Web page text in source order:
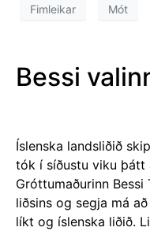
Fimleikar Mót
Bessi
Íslenska landsliðið
tók í síðustu viku þátt
Gróttumaðurinn
liðsins og segja má
líkt og íslenska liðið.